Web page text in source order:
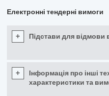
Електронні тендерні вимоги
+ Підстави для відмови
+
Інформація про інші
характеристики та